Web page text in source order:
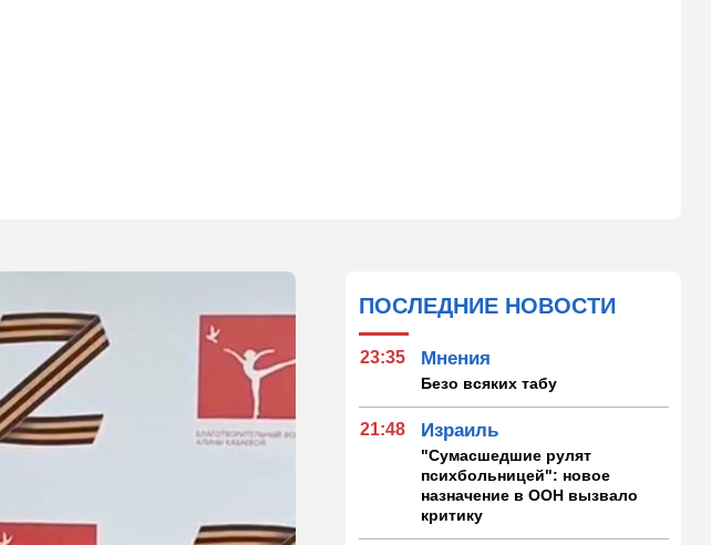
ПОСЛЕДНИЕ НОВОСТИ
23:35 Мнения
Безо всяких табу
21:48 Израиль
"Сумасшедшие рулят
психбольницей": новое
назначение в ООН вызвало
критику